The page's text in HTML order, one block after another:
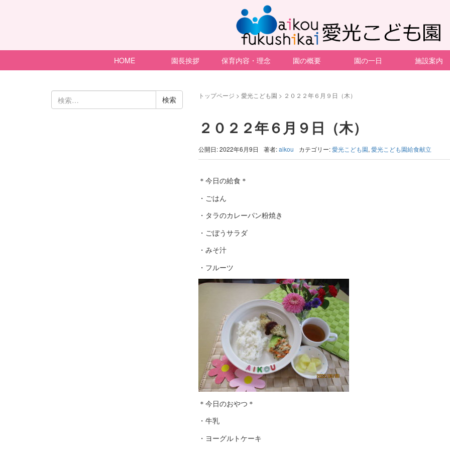
HOME 園長挨拶 保育内容・理念 園の概要 園の一日 施設案内
トップページ > 愛光こども園 > ２０２２年６月９日（木）
２０２２年６月９日（木）
公開日: 2022年6月9日 著者:aikou カテゴリー:愛光こども園, 愛光こども園給食献立
＊今日の給食＊
・ごはん
・タラのカレーパン粉焼き
・ごぼうサラダ
・みそ汁
・フルーツ
＊今日のおやつ＊
・牛乳
・ヨーグルトケーキ
検
索: